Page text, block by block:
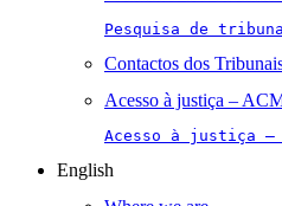
Pesquisa de
Contactos dos
Acesso à justiça –
Acesso à justiça –
English